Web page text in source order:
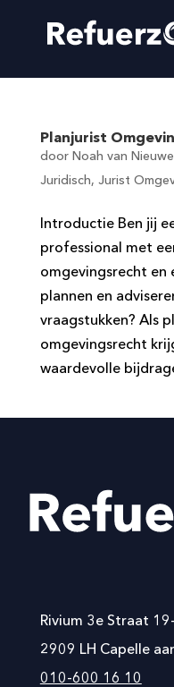
Planjurist
door Noah van
Juridisch, Jurist
Introductie Ben jij
professional met
omgevingsrecht en
plannen en
vraagstukken? Als
omgevingsrecht
waardevolle
Rivium 3e Straat
2909 LH Capelle
010-600 16 10